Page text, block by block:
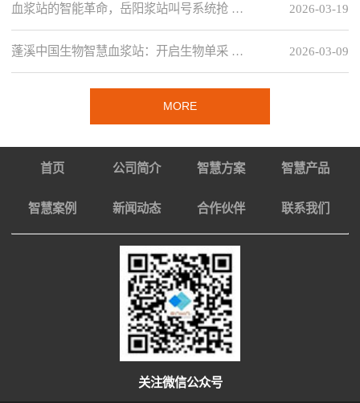
2026-03-19
血浆站的智能革命，岳阳浆站叫号系统抢 …
2026-03-09
蓬溪中国生物智慧血浆站：开启生物单采 …
MORE
首页 公司简介 智慧方案 智慧产品
智慧案例 新闻动态 合作伙伴 联系我们
关注微信公众号